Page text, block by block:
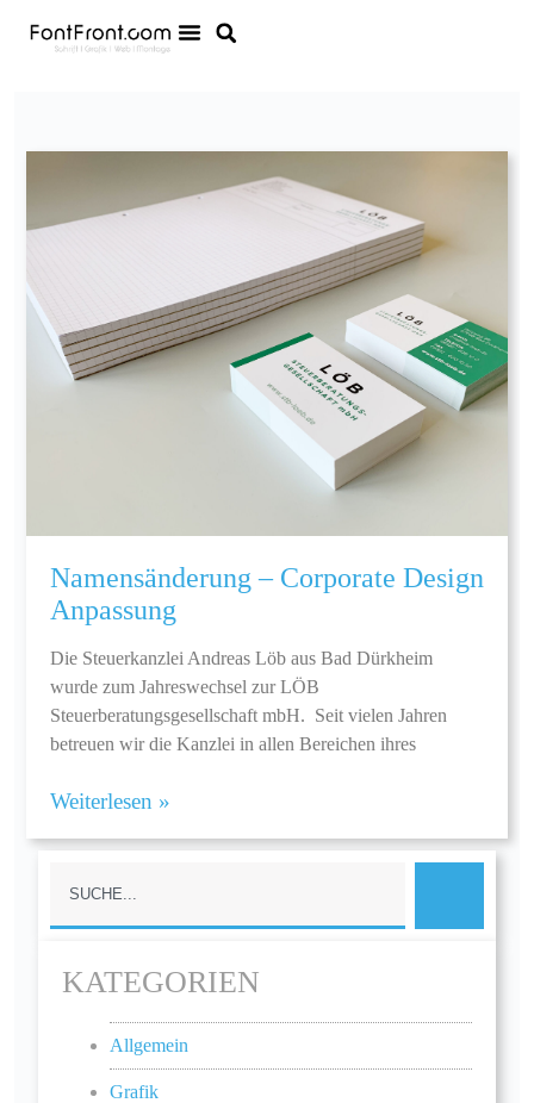
Namensänderung – Corporate Design
Anpassung
Die Steuerkanzlei Andreas Löb aus Bad Dürkheim
wurde zum Jahreswechsel zur LÖB
Steuerberatungsgesellschaft mbH. Seit vielen Jahren
betreuen wir die Kanzlei in allen Bereichen ihres
Weiterlesen »
KATEGORIEN
Allgemein
Grafik